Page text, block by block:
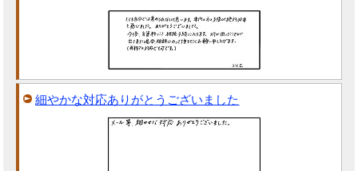
細やかな対応ありがとうございました